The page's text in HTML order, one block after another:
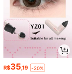
R$35 ,19 -20%